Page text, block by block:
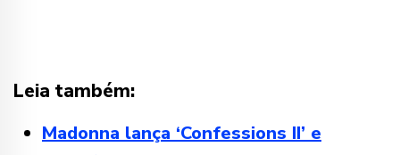
Leia também:
Madonna lança ‘Confessions II’ e